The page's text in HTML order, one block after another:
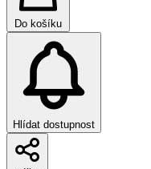
Do košíku
Hlídat dostupnost